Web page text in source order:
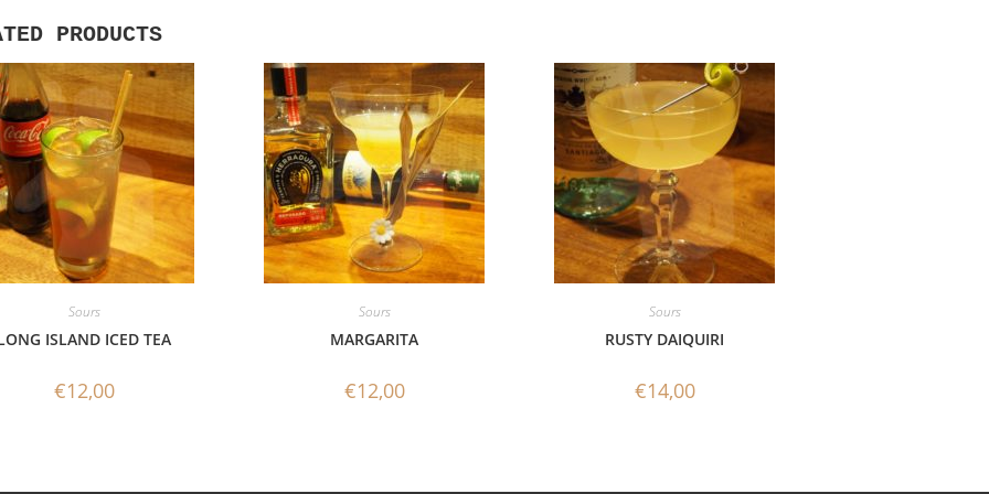
PRODUCTS
Sours
ISLAND ICED TEA
€12,00
Sours
MARGARITA
€12,00
Sours
RUSTY DAIQUIRI
€14,00